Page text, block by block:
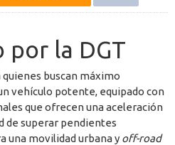
por la DGT
buscan máximo
vehículo potente, equipado con
que ofrecen una aceleración
de superar pendientes
una movilidad urbana y off-road